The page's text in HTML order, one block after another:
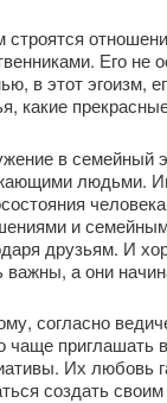
строятся
Его не
в этот эгоизм,
какие
в семейный
людьми.
и
друзьям. И
важны, а они
согласно
чаще приглашать
Их любовь
создать